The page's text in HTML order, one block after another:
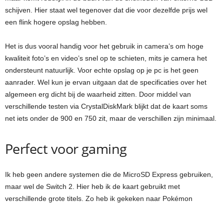
schijven. Hier staat wel tegenover dat die voor dezelfde prijs wel
een flink hogere opslag hebben.
Het is dus vooral handig voor het gebruik in camera’s om hoge
kwaliteit foto’s en video’s snel op te schieten, mits je camera het
ondersteunt natuurlijk. Voor echte opslag op je pc is het geen
aanrader. Wel kun je ervan uitgaan dat de specificaties over het
algemeen erg dicht bij de waarheid zitten. Door middel van
verschillende testen via CrystalDiskMark blijkt dat de kaart soms
net iets onder de 900 en 750 zit, maar de verschillen zijn minimaal.
Perfect voor gaming
Ik heb geen andere systemen die de MicroSD Express gebruiken,
maar wel de Switch 2. Hier heb ik de kaart gebruikt met
verschillende grote titels. Zo heb ik gekeken naar Pokémon